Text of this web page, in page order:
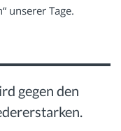
unserer Tage.
gegen den